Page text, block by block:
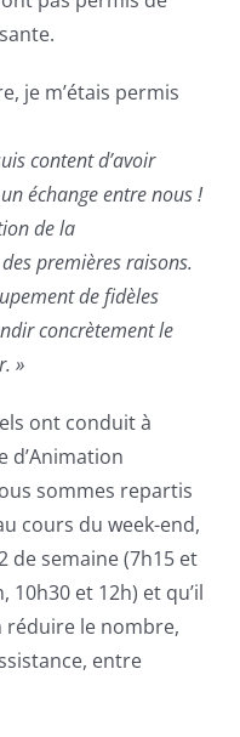
je m’étais permis
content d’avoir
échange entre nous !
de la
premières raisons.
de fidèles
concrètement le
»
ont conduit à
d’Animation
sommes repartis
cours du week-end,
de semaine (7h15 et
10h30 et 12h) et qu’il
réduire le nombre,
entre